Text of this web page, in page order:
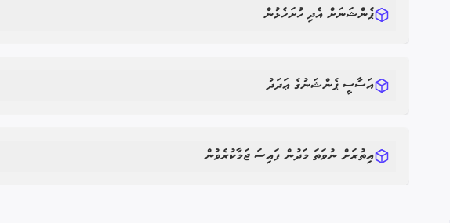
ޕެންޝަނަށް އެދި ހުށަހެޅުން
އަސާސީ ޕެންޝަނުގެ ޢަދަދު
އިތުރަށް ނުވަތަ މަދުން ފައިސަ ޖަމާކުރެވުން